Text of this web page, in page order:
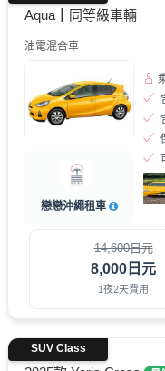
Aqua┃同等級車輛
油電混合車
戀戀沖繩租車
14,600日元
8,000日元
1夜2天費用
SUV Class